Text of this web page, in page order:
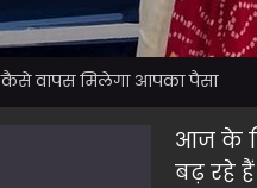
कैसे वापस मिलेगा आपका पैसा
आज के
बढ़ रहे